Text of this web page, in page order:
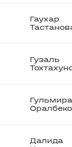
Гаухар
Гузаль
Гульмира
Далида